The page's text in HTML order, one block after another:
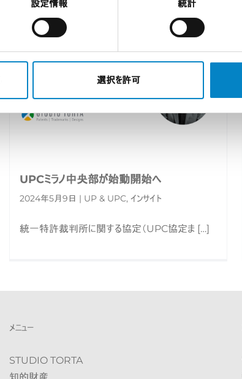
設定情報 統計
選択を許可
UPCミラノ中央部が始動開始へ
2024年5月9日 | UP & UPC, インサイト
統一特許裁判所に関する協定（UPC協定ま […]
メニュー
STUDIO TORTA